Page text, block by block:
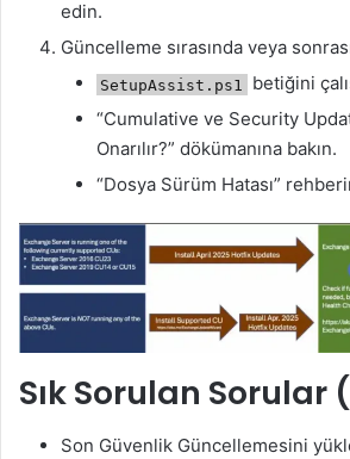
edin.
Güncelleme sırasında veya
SetupAssist.ps1
betiğini
“Cumulative ve Security
Onarılır?” dökümanına bakın.
“Dosya Sürüm Hatası”
Sık Sorulan Sorular
Son Güvenlik Güncellemesini